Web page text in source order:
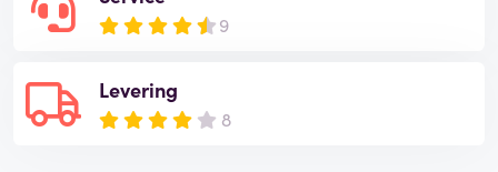
9
Levering
8